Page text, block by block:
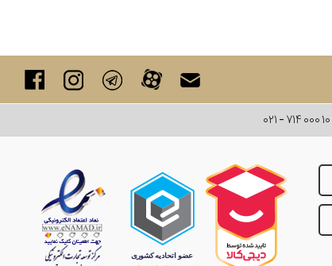
۰۲۱ - ۷۱۴ ۰۰۰ ۱۰